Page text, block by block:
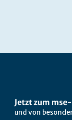
Jetzt zum
und von